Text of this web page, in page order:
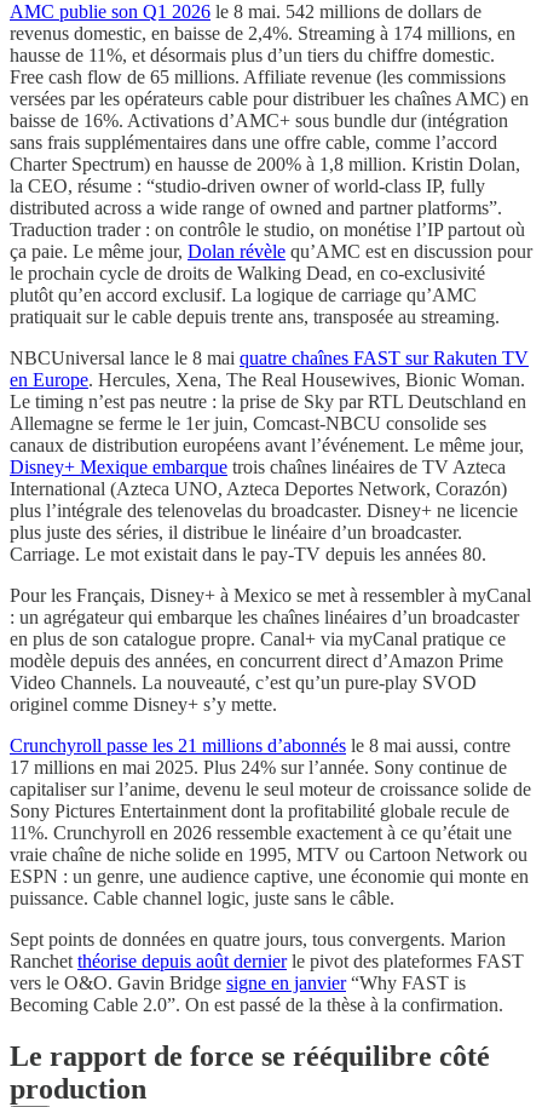
AMC publie son Q1 2026 le 8 mai. 542 millions de dollars de
revenus domestic, en baisse de 2,4%. Streaming à 174 millions, en
hausse de 11%, et désormais plus d’un tiers du chiffre domestic.
Free cash flow de 65 millions. Affiliate revenue (les commissions
versées par les opérateurs cable pour distribuer les chaînes AMC) en
baisse de 16%. Activations d’AMC+ sous bundle dur (intégration
sans frais supplémentaires dans une offre cable, comme l’accord
Charter Spectrum) en hausse de 200% à 1,8 million. Kristin Dolan,
la CEO, résume : “studio-driven owner of world-class IP, fully
distributed across a wide range of owned and partner platforms”.
Traduction trader : on contrôle le studio, on monétise l’IP partout où
ça paie. Le même jour, Dolan révèle qu’AMC est en discussion pour
le prochain cycle de droits de Walking Dead, en co-exclusivité
plutôt qu’en accord exclusif. La logique de carriage qu’AMC
pratiquait sur le cable depuis trente ans, transposée au streaming.
NBCUniversal lance le 8 mai quatre chaînes FAST sur Rakuten TV
en Europe. Hercules, Xena, The Real Housewives, Bionic Woman.
Le timing n’est pas neutre : la prise de Sky par RTL Deutschland en
Allemagne se ferme le 1er juin, Comcast-NBCU consolide ses
canaux de distribution européens avant l’événement. Le même jour,
Disney+ Mexique embarque trois chaînes linéaires de TV Azteca
International (Azteca UNO, Azteca Deportes Network, Corazón)
plus l’intégrale des telenovelas du broadcaster. Disney+ ne licencie
plus juste des séries, il distribue le linéaire d’un broadcaster.
Carriage. Le mot existait dans le pay-TV depuis les années 80.
Pour les Français, Disney+ à Mexico se met à ressembler à myCanal
: un agrégateur qui embarque les chaînes linéaires d’un broadcaster
en plus de son catalogue propre. Canal+ via myCanal pratique ce
modèle depuis des années, en concurrent direct d’Amazon Prime
Video Channels. La nouveauté, c’est qu’un pure-play SVOD
originel comme Disney+ s’y mette.
Crunchyroll passe les 21 millions d’abonnés le 8 mai aussi, contre
17 millions en mai 2025. Plus 24% sur l’année. Sony continue de
capitaliser sur l’anime, devenu le seul moteur de croissance solide de
Sony Pictures Entertainment dont la profitabilité globale recule de
11%. Crunchyroll en 2026 ressemble exactement à ce qu’était une
vraie chaîne de niche solide en 1995, MTV ou Cartoon Network ou
ESPN : un genre, une audience captive, une économie qui monte en
puissance. Cable channel logic, juste sans le câble.
Sept points de données en quatre jours, tous convergents. Marion
Ranchet théorise depuis août dernierle pivot des plateformes FAST
vers le O&O. Gavin Bridge signe en janvier“Why FAST is
Becoming Cable 2.0”. On est passé de la thèse à la confirmation.
Le rapport de force se rééquilibre côté
production